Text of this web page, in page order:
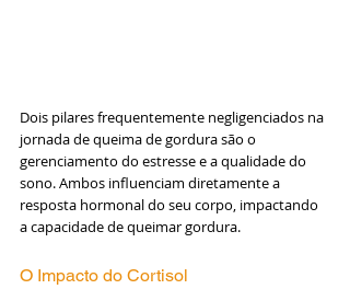
Dois pilares frequentemente negligenciados na
jornada de queima de gordura são o
gerenciamento do estresse e a qualidade do
sono. Ambos influenciam diretamente a
resposta hormonal do seu corpo, impactando
a capacidade de queimar gordura.
O Impacto do Cortisol